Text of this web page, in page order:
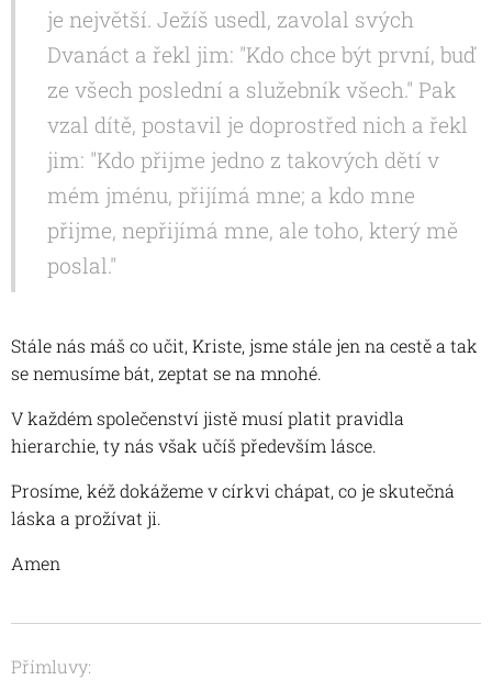
je největší. Ježíš usedl, zavolal svých
Dvanáct a řekl jim: "Kdo chce být první, buď
ze všech poslední a služebník všech." Pak
vzal dítě, postavil je doprostřed nich a řekl
jim: "Kdo přijme jedno z takových dětí v
mém jménu, přijímá mne; a kdo mne
přijme, nepřijímá mne, ale toho, který mě
poslal."
Stále nás máš co učit, Kriste, jsme stále jen na cestě a tak
se nemusíme bát, zeptat se na mnohé.
V každém společenství jistě musí platit pravidla
hierarchie, ty nás však učíš především lásce.
Prosíme, kéž dokážeme v církvi chápat, co je skutečná
láska a prožívat ji.
Amen
Přímluvy: